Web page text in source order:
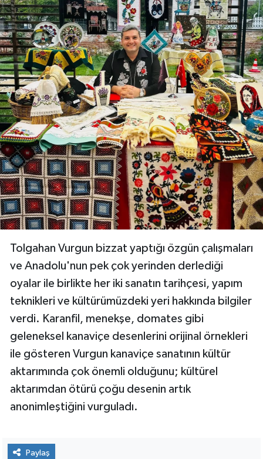
Tolgahan Vurgun bizzat yaptığı özgün çalışmaları
ve Anadolu'nun pek çok yerinden derlediği
oyalar ile birlikte her iki sanatın tarihçesi, yapım
teknikleri ve kültürümüzdeki yeri hakkında bilgiler
verdi. Karanfil, menekşe, domates gibi
geleneksel kanaviçe desenlerini orijinal örnekleri
ile gösteren Vurgun kanaviçe sanatının kültür
aktarımında çok önemli olduğunu; kültürel
aktarımdan ötürü çoğu desenin artık
anonimleştiğini vurguladı.
Paylaş